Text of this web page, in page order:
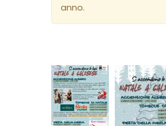
anno.